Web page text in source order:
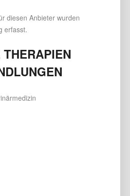
diesen Anbieter wurden
erfasst.